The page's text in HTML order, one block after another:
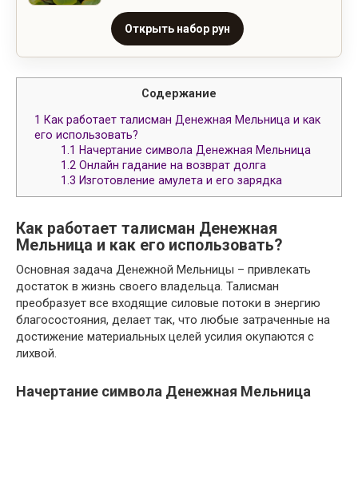
Открыть набор рун
Содержание
1 Как работает талисман Денежная Мельница и как
его использовать?
1.1 Начертание символа Денежная Мельница
1.2 Онлайн гадание на возврат долга
1.3 Изготовление амулета и его зарядка
Как работает талисман Денежная
Мельница и как его использовать?
Основная задача Денежной Мельницы – привлекать
достаток в жизнь своего владельца. Талисман
преобразует все входящие силовые потоки в энергию
благосостояния, делает так, что любые затраченные на
достижение материальных целей усилия окупаются с
лихвой.
Начертание символа Денежная Мельница